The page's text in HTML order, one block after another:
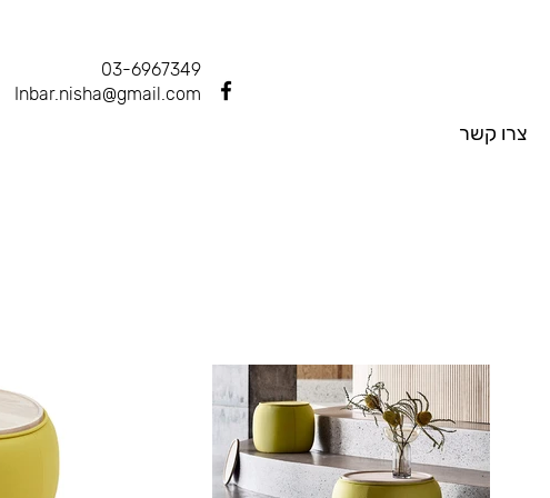
03-6967349
Inbar.nisha@gmail.com
צרו קשר